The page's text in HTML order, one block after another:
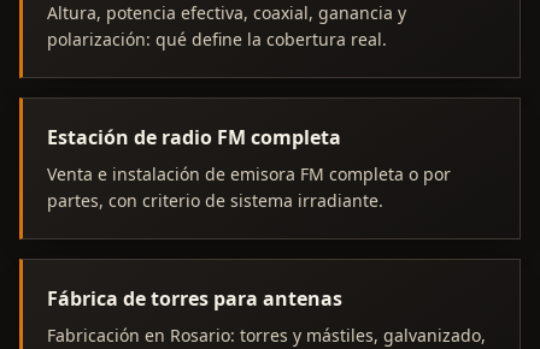
Altura, potencia efectiva, coaxial, ganancia y
polarización: qué define la cobertura real.
Estación de radio FM completa
Venta e instalación de emisora FM completa o por
partes, con criterio de sistema irradiante.
Fábrica de torres para antenas
Fabricación en Rosario: torres y mástiles, galvanizado,